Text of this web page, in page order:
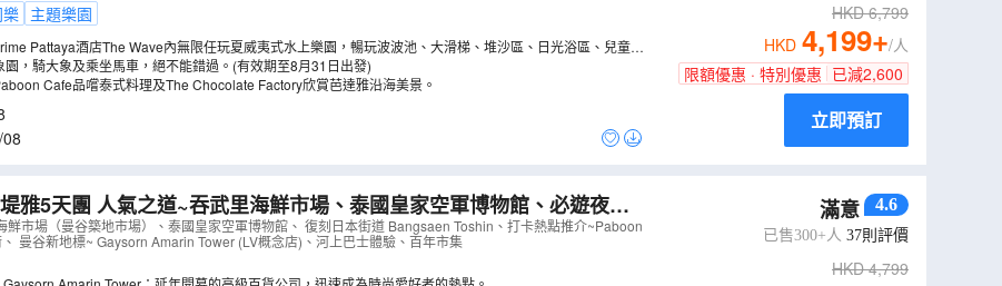
主題樂園
Pattaya酒店The Wave內無限任玩夏威夷式水上樂園，暢玩波波池、大滑梯、堆沙區、日光浴區、兒童區
園，騎大象及乘坐馬車，絕不能錯過。(有效期至8月31日出發)
Cafe品嚐泰式料理及The Chocolate Factory欣賞芭達雅沿海美景。
HKD6,799
HKD 4,199+/人
限額優惠 · 特別優惠 已減2,600
立即預訂
鮮市場、泰國皇家空軍博物館、必遊夜市
Riverfront、河上巴士、復刻日本街道 Bangsaen Toshin（ABBVV0
鮮市場（曼谷築地市場）、泰國皇家空軍博物館、 復刻日本街道 Bangsaen Toshin、打卡熱點推介~Paboon
曼谷新地標~ Gaysorn Amarin Tower (LV概念店)、河上巴士體驗、百年市集
滿意 4.6
已售300+人 37則評價
HKD4,799